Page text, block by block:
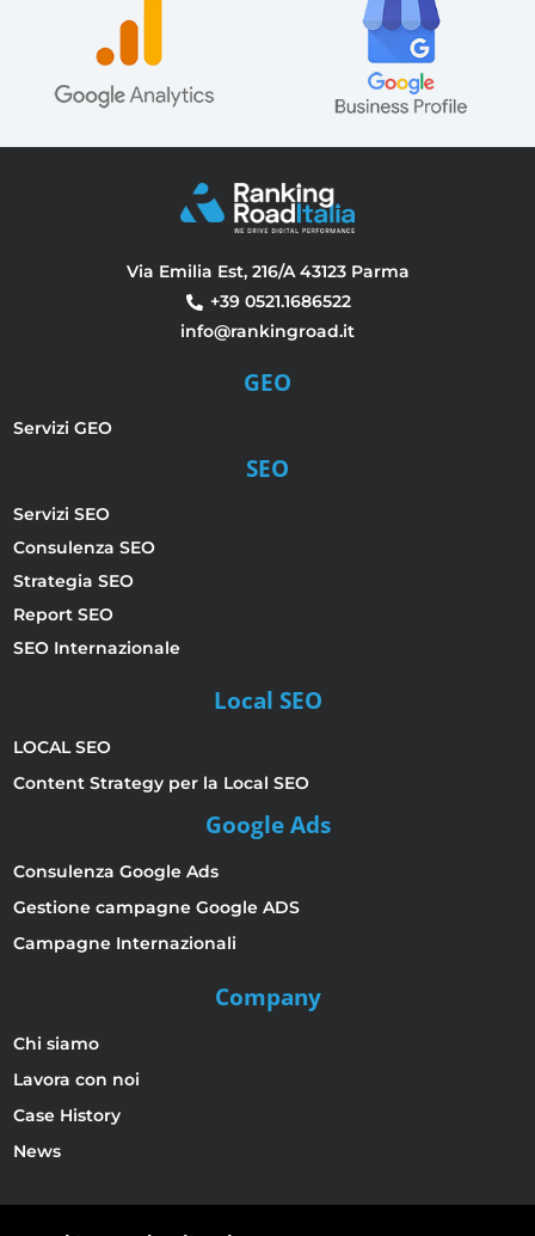
Via Emilia Est, 216/A 43123 Parma
+39 0521.1686522
info@rankingroad.it
GEO
Servizi GEO
SEO
Servizi SEO
Consulenza SEO
Strategia SEO
Report SEO
SEO Internazionale
Local SEO
LOCAL SEO
Content Strategy per la Local SEO
Google Ads
Consulenza Google Ads
Gestione campagne Google ADS
Campagne Internazionali
Company
Chi siamo
Lavora con noi
Case History
News